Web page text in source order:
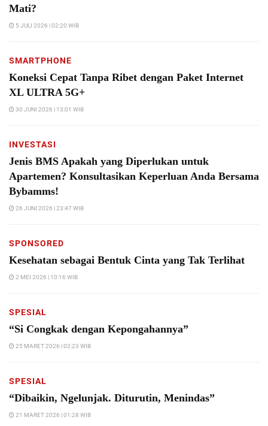
Mati?
5 JULI 2026 | 02:20 WIB
SMARTPHONE
Koneksi Cepat Tanpa Ribet dengan Paket Internet
XL ULTRA 5G+
30 JUNI 2026 | 13:01 WIB
INVESTASI
Jenis BMS Apakah yang Diperlukan untuk
Apartemen? Konsultasikan Keperluan Anda Bersama
Bybamms!
26 JUNI 2026 | 23:47 WIB
SPONSORED
Kesehatan sebagai Bentuk Cinta yang Tak Terlihat
2 MEI 2026 | 10:16 WIB
SPESIAL
“Si Congkak dengan Kepongahannya”
25 MARET 2026 | 02:23 WIB
SPESIAL
“Dibaikin, Ngelunjak. Diturutin, Menindas”
21 MARET 2026 | 01:28 WIB